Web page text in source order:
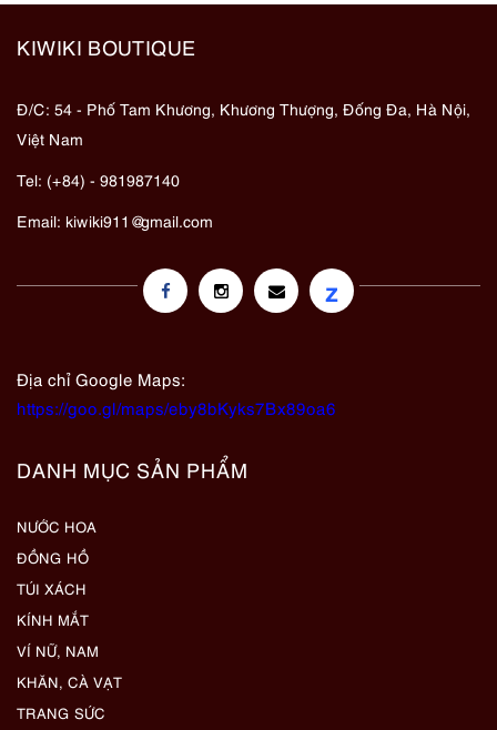
KIWIKI BOUTIQUE
Đ/C: 54 - Phố Tam Khương, Khương Thượng, Đống Đa, Hà Nội,
Việt Nam
Tel: (+84) - 981987140
Email: kiwiki911@gmail.com
z
Địa chỉ Google Maps:
https://goo.gl/maps/eby8bKyks7Bx89oa6
DANH MỤC SẢN PHẨM
NƯỚC HOA
ĐỒNG HỒ
TÚI XÁCH
KÍNH MẮT
VÍ NỮ, NAM
KHĂN, CÀ VẠT
TRANG SỨC